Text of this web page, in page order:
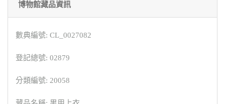
博物館藏品資訊
數典編號: CL_0027082
登記總號: 02879
分類編號: 20058